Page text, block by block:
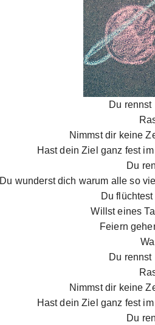
Du rennst
Nimmst dir keine
Hast dein Ziel ganz fest
Du
Du wunderst dich warum alle so
Du
Willst eines
Feiern
Du rennst
Nimmst dir keine
Hast dein Ziel ganz fest
Du